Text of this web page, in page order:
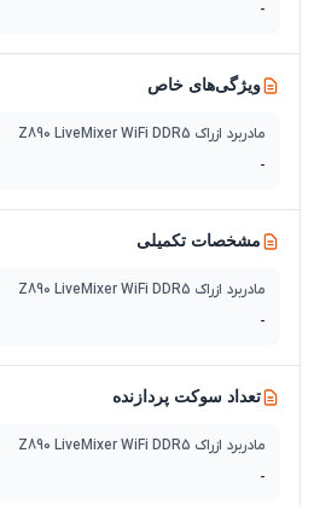
-
ویژگی‌های خاص
مادربرد ازراک Z890 LiveMixer WiFi DDR5
-
مشخصات تکمیلی
مادربرد ازراک Z890 LiveMixer WiFi DDR5
-
تعداد سوکت پردازنده
مادربرد ازراک Z890 LiveMixer WiFi DDR5
-